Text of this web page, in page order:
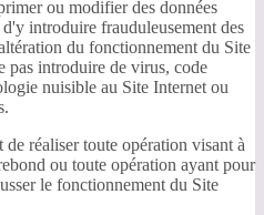
ou modifier des données
introduire frauduleusement des
du fonctionnement du Site
pas introduire de virus, code
nuisible au Site Internet ou
réaliser toute opération visant à
ou toute opération ayant pour
le fonctionnement du Site